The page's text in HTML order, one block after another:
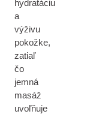
hydratáciu
a
výživu
pokožke,
zatiaľ
čo
jemná
masáž
uvoľňuje